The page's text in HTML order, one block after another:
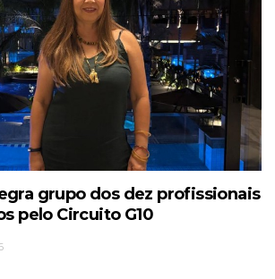
grupo dos dez profissionais
pelo Circuito G10